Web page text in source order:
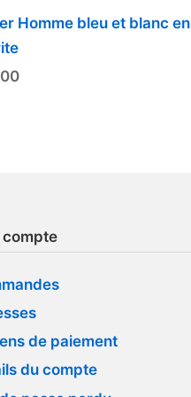
Homme bleu et blanc en
compte
de paiement
du compte